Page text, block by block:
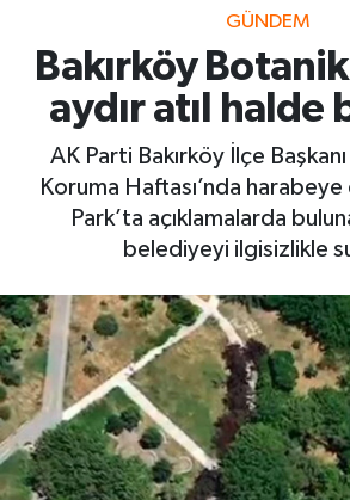
GÜNDEM
Bakırköy Botanik
aydır atıl halde
AK Parti Bakırköy İlçe
Koruma Haftası’nda
Park’ta açıklamalarda
belediyeyi ilgisizlikle